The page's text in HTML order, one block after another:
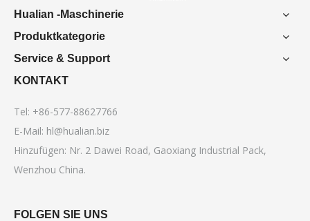
Hualian -Maschinerie
Produktkategorie
Service & Support
KONTAKT
Tel: +86-577-88627766
E-Mail: hl@hualian.biz
Hinzufügen: Nr. 2 Dawei Road, Gaoxiang Industrial Pack,
Wenzhou China.
FOLGEN SIE UNS